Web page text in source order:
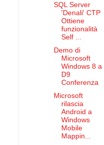
SQL Server
'Denali' CTP
Ottiene
funzionalità
Self ...
Demo di
Microsoft
Windows 8 a
D9
Conferenza
Microsoft
rilascia
Android a
Windows
Mobile
Mappin...